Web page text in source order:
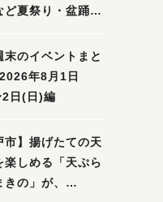
ど夏祭り・盆踊り
末のイベントまと
年8月1日
日(日)編
市】揚げたての天
楽しめる「天ぷら
きの」が、